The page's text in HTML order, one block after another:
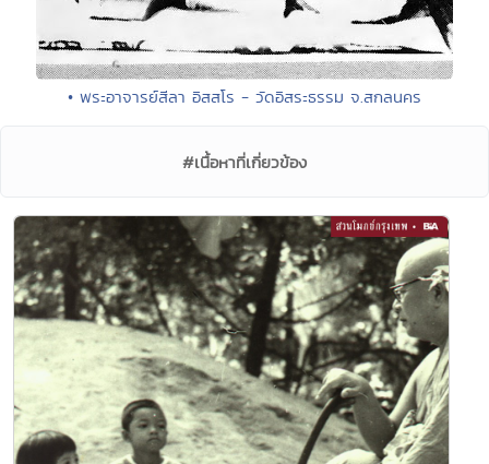
• พระอาจารย์สีลา อิสสโร - วัดอิสระธรรม จ.สกลนคร
#เนื้อหาที่เกี่ยวข้อง